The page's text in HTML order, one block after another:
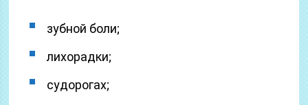
зубной боли;
лихорадки;
судорогах;